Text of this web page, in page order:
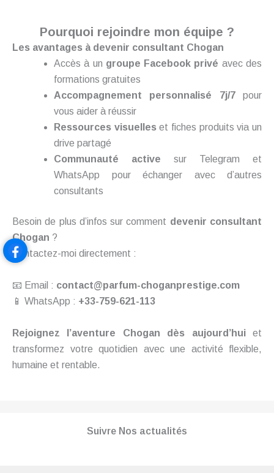
Pourquoi rejoindre mon équipe ?
Les avantages à devenir consultant Chogan
Accès à un groupe Facebook privé avec des
formations gratuites
Accompagnement personnalisé 7j/7pour
vous aider à réussir
Ressources visuelleset fiches produits via un
drive partagé
Communauté active sur Telegram et
WhatsApp pour échanger avec d’autres
consultants
Besoin de plus d’infos sur comment devenir consultant
Chogan ?
Contactez-moi directement :
📧 Email : contact@parfum-choganprestige.com
📱 WhatsApp : +33-759-621-113
Rejoignez l’aventure Chogan dès aujourd’huiet
transformez votre quotidien avec une activité flexible,
humaine et rentable.
Suivre Nos actualités